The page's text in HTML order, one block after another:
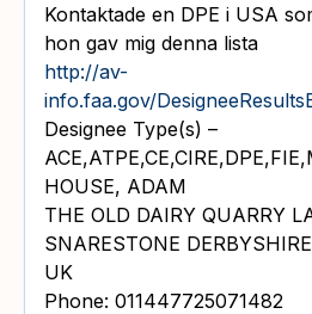
Kontaktade en DPE i USA
hon gav mig denna lista
http://av-
info.faa.gov/
Designee Type(s) –
HOUSE, ADAM
THE OLD DAIRY QUARRY
SNARESTONE
UK
Phone: 011447725071482